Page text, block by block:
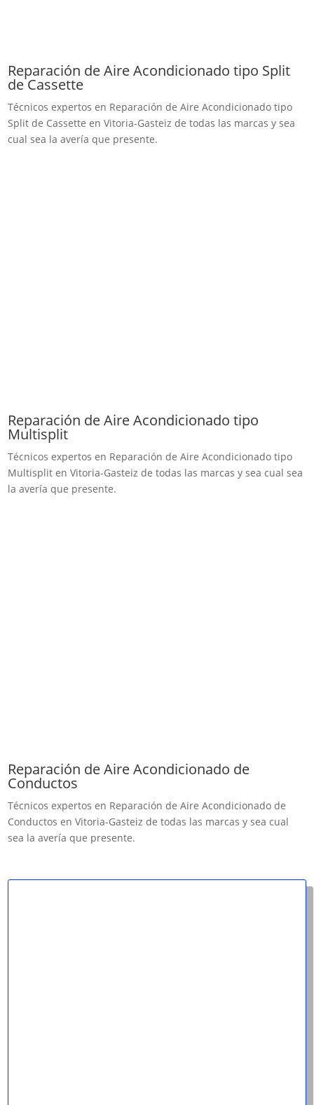
Reparación de Aire Acondicionado tipo Split
de Cassette
Técnicos expertos en Reparación de Aire Acondicionado tipo
Split de Cassette en Vitoria-Gasteiz de todas las marcas y sea
cual sea la avería que presente.
Reparación de Aire Acondicionado tipo
Multisplit
Técnicos expertos en Reparación de Aire Acondicionado tipo
Multisplit en Vitoria-Gasteiz de todas las marcas y sea cual sea
la avería que presente.
Reparación de Aire Acondicionado de
Conductos
Técnicos expertos en Reparación de Aire Acondicionado de
Conductos en Vitoria-Gasteiz de todas las marcas y sea cual
sea la avería que presente.